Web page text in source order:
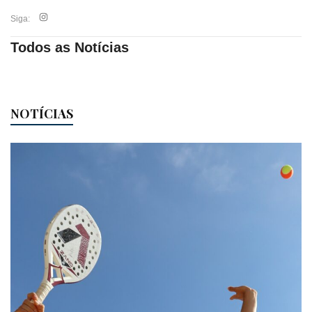
Siga:
Todos as Notícias
NOTÍCIAS